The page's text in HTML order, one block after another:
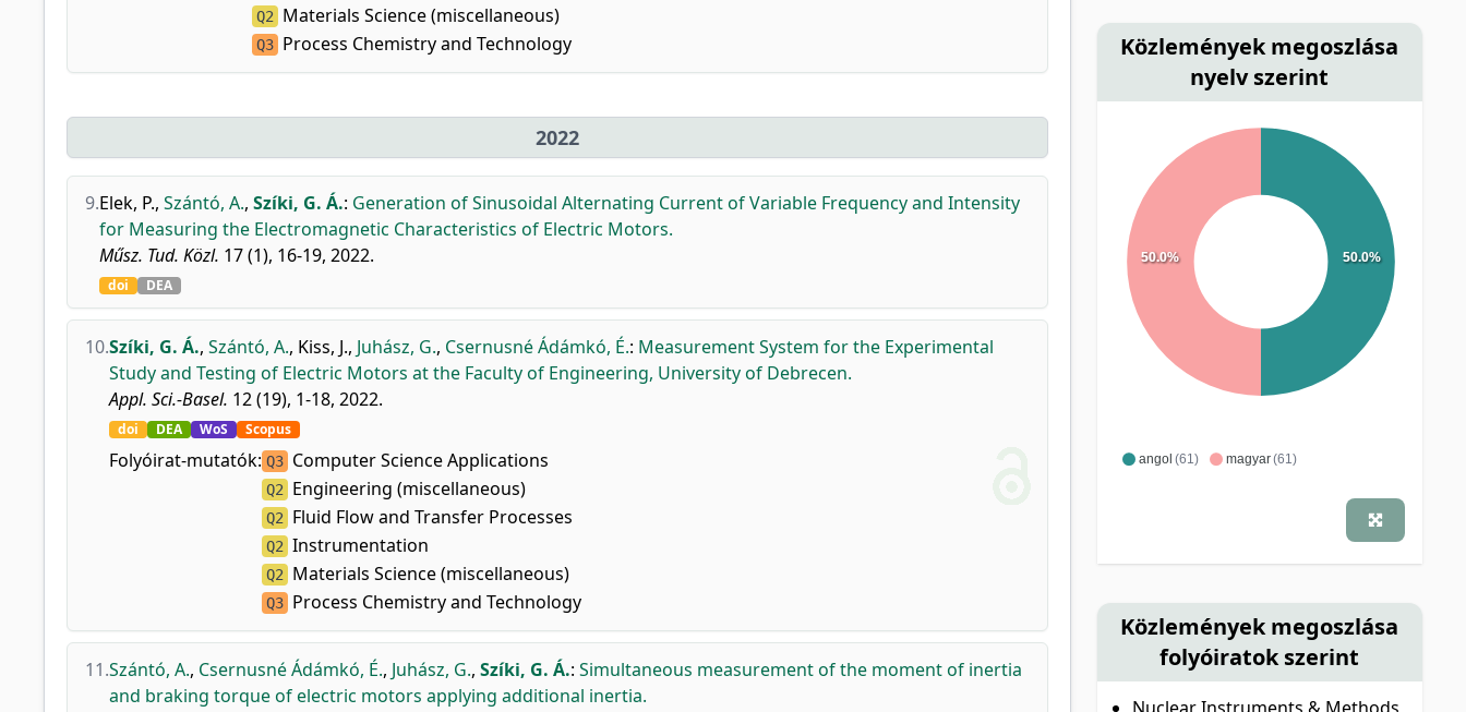
Q2 Materials Science (miscellaneous)
Q3 Process Chemistry and Technology
2022
9.Elek, P., Szántó, A., Szíki, G. Á.: Generation of Sinusoidal Alternating Current of Variable Frequency and Intensity
for Measuring the Electromagnetic Characteristics of Electric Motors.
Műsz. Tud. Közl. 17 (1), 16-19, 2022.
doi DEA
10.Szíki, G. Á., Szántó, A., Kiss, J., Juhász, G., Csernusné Ádámkó, É.: Measurement System for the Experimental
Study and Testing of Electric Motors at the Faculty of Engineering, University of Debrecen.
Appl. Sci.-Basel. 12 (19), 1-18, 2022.
doi DEA WoS Scopus
Folyóirat-mutatók: Q3 Computer Science Applications
Q2 Engineering (miscellaneous)
Q2 Fluid Flow and Transfer Processes
Q2 Instrumentation
Q2 Materials Science (miscellaneous)
Q3 Process Chemistry and Technology
11.Szántó, A., Csernusné Ádámkó, É., Juhász, G., Szíki, G. Á.: Simultaneous measurement of the moment of inertia
and braking torque of electric motors applying additional inertia.
Közlemények megoszlása
nyelv szerint
angol (61) magyar(61)
50.0%
50.0%
Közlemények megoszlása
folyóiratok szerint
Nuclear Instruments & Methods